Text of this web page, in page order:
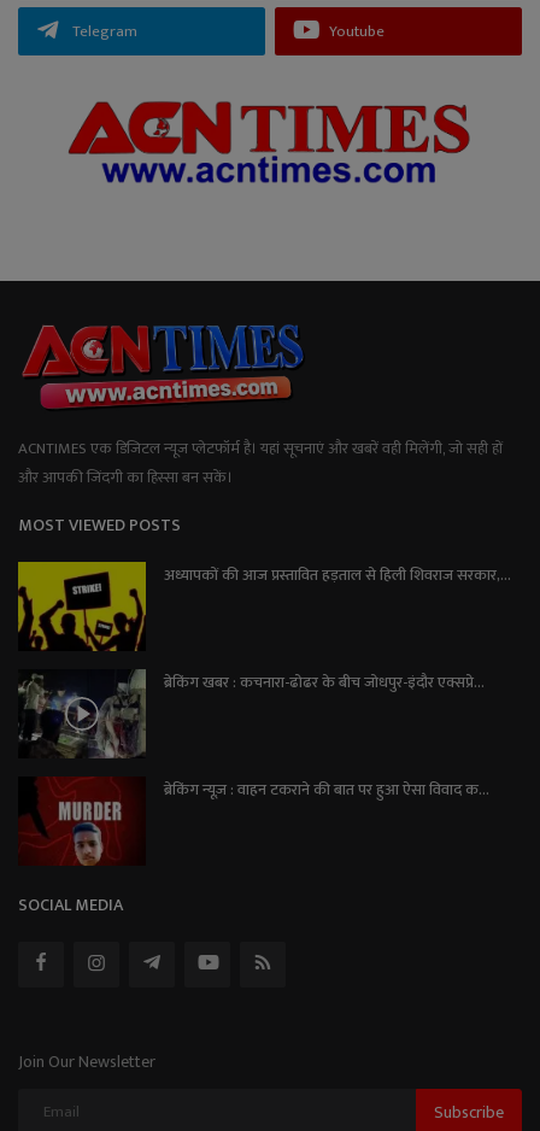
Telegram Youtube
ACNTIMES एक डिजिटल न्यूज प्लेटफॉर्म है। यहां सूचनाएं और खबरें वही मिलेंगी, जो सही हों
और आपकी जिंदगी का हिस्सा बन सकें।
MOST VIEWED POSTS
अध्यापकों की आज प्रस्तावित हड़ताल से हिली शिवराज सरकार,...
ब्रेकिंग खबर : कचनारा-ढोढर के बीच जोधपुर-इंदौर एक्सप्रे...
ब्रेकिंग न्यूज़ : वाहन टकराने की बात पर हुआ ऐसा विवाद क...
SOCIAL MEDIA
Join Our Newsletter
Subscribe